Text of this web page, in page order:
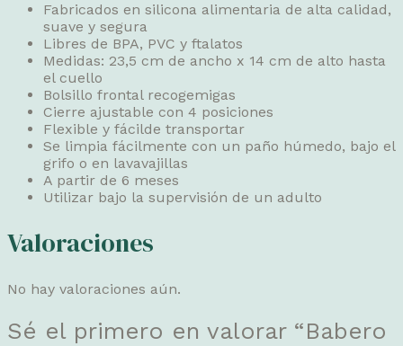
Fabricados en silicona alimentaria de alta calidad,
suave y segura
Libres de BPA, PVC y ftalatos
Medidas: 23,5 cm de ancho x 14 cm de alto hasta
el cuello
Bolsillo frontal recogemigas
Cierre ajustable con 4 posiciones
Flexible y fácilde transportar
Se limpia fácilmente con un paño húmedo, bajo el
grifo o en lavavajillas
A partir de 6 meses
Utilizar bajo la supervisión de un adulto
Valoraciones
No hay valoraciones aún.
Sé el primero en valorar “Babero